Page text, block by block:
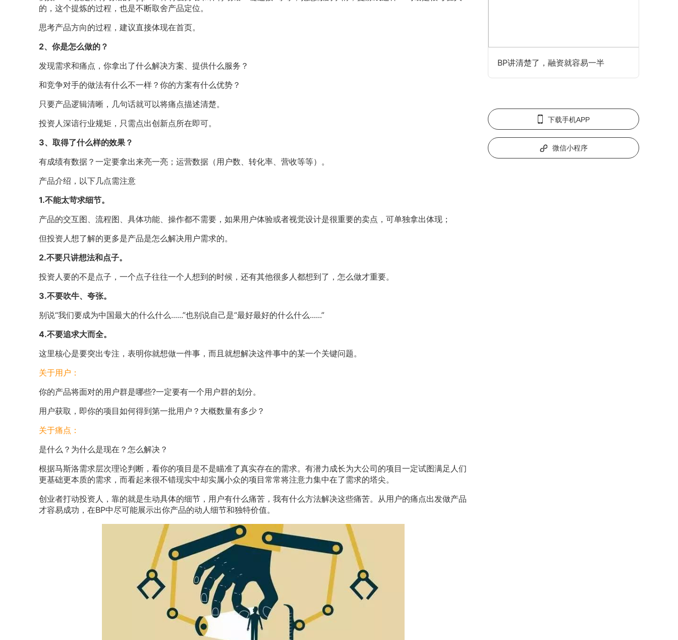
的，这个提炼的过程，也是不断取舍产品定位。
思考产品方向的过程，建议直接体现在首页。
2、你是怎么做的？
发现需求和痛点，你拿出了什么解决方案、提供什么服务？
和竞争对手的做法有什么不一样？你的方案有什么优势？
只要产品逻辑清晰，几句话就可以将痛点描述清楚。
投资人深谙行业规矩，只需点出创新点所在即可。
3、取得了什么样的效果？
有成绩有数据？一定要拿出来亮一亮；运营数据（用户数、转化率、营收等等）。
产品介绍，以下几点需注意
1.不能太苛求细节。
产品的交互图、流程图、具体功能、操作都不需要，如果用户体验或者视觉设计是很重要的卖点，可单独拿出体现；
但投资人想了解的更多是产品是怎么解决用户需求的。
2.不要只讲想法和点子。
投资人要的不是点子，一个点子往往一个人想到的时候，还有其他很多人都想到了，怎么做才重要。
3.不要吹牛、夸张。
别说“我们要成为中国最大的什么什么......”也别说自己是“最好最好的什么什么......”
4.不要追求大而全。
这里核心是要突出专注，表明你就想做一件事，而且就想解决这件事中的某一个关键问题。
关于用户：
你的产品将面对的用户群是哪些?一定要有一个用户群的划分。
用户获取，即你的项目如何得到第一批用户？大概数量有多少？
关于痛点：
是什么？为什么是现在？怎么解决？
根据马斯洛需求层次理论判断，看你的项目是不是瞄准了真实存在的需求。有潜力成长为大公司的项目一定试图满足人们
更基础更本质的需求，而看起来很不错现实中却实属小众的项目常常将注意力集中在了需求的塔尖。
创业者打动投资人，靠的就是生动具体的细节，用户有什么痛苦，我有什么方法解决这些痛苦。从用户的痛点出发做产品
才容易成功，在BP中尽可能展示出你产品的动人细节和独特价值。
BP讲清楚了，融资就容易一半
下载手机APP
微信小程序